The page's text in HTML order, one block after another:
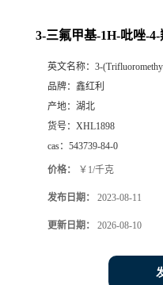
3-三氟甲基-1H-吡唑-4-
英文名称： 3-
品牌： 鑫红利
产地： 湖北
货号： XHL1898
cas： 543739-84-0
价格： ￥1/千克
发布日期： 2023-08-11
更新日期： 2026-08-10